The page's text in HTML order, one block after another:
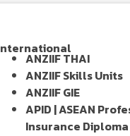
ANZIIF THAI
ANZIIF Skills Units
ANZIIF GIE
APID | ASEAN
Insurance Diploma